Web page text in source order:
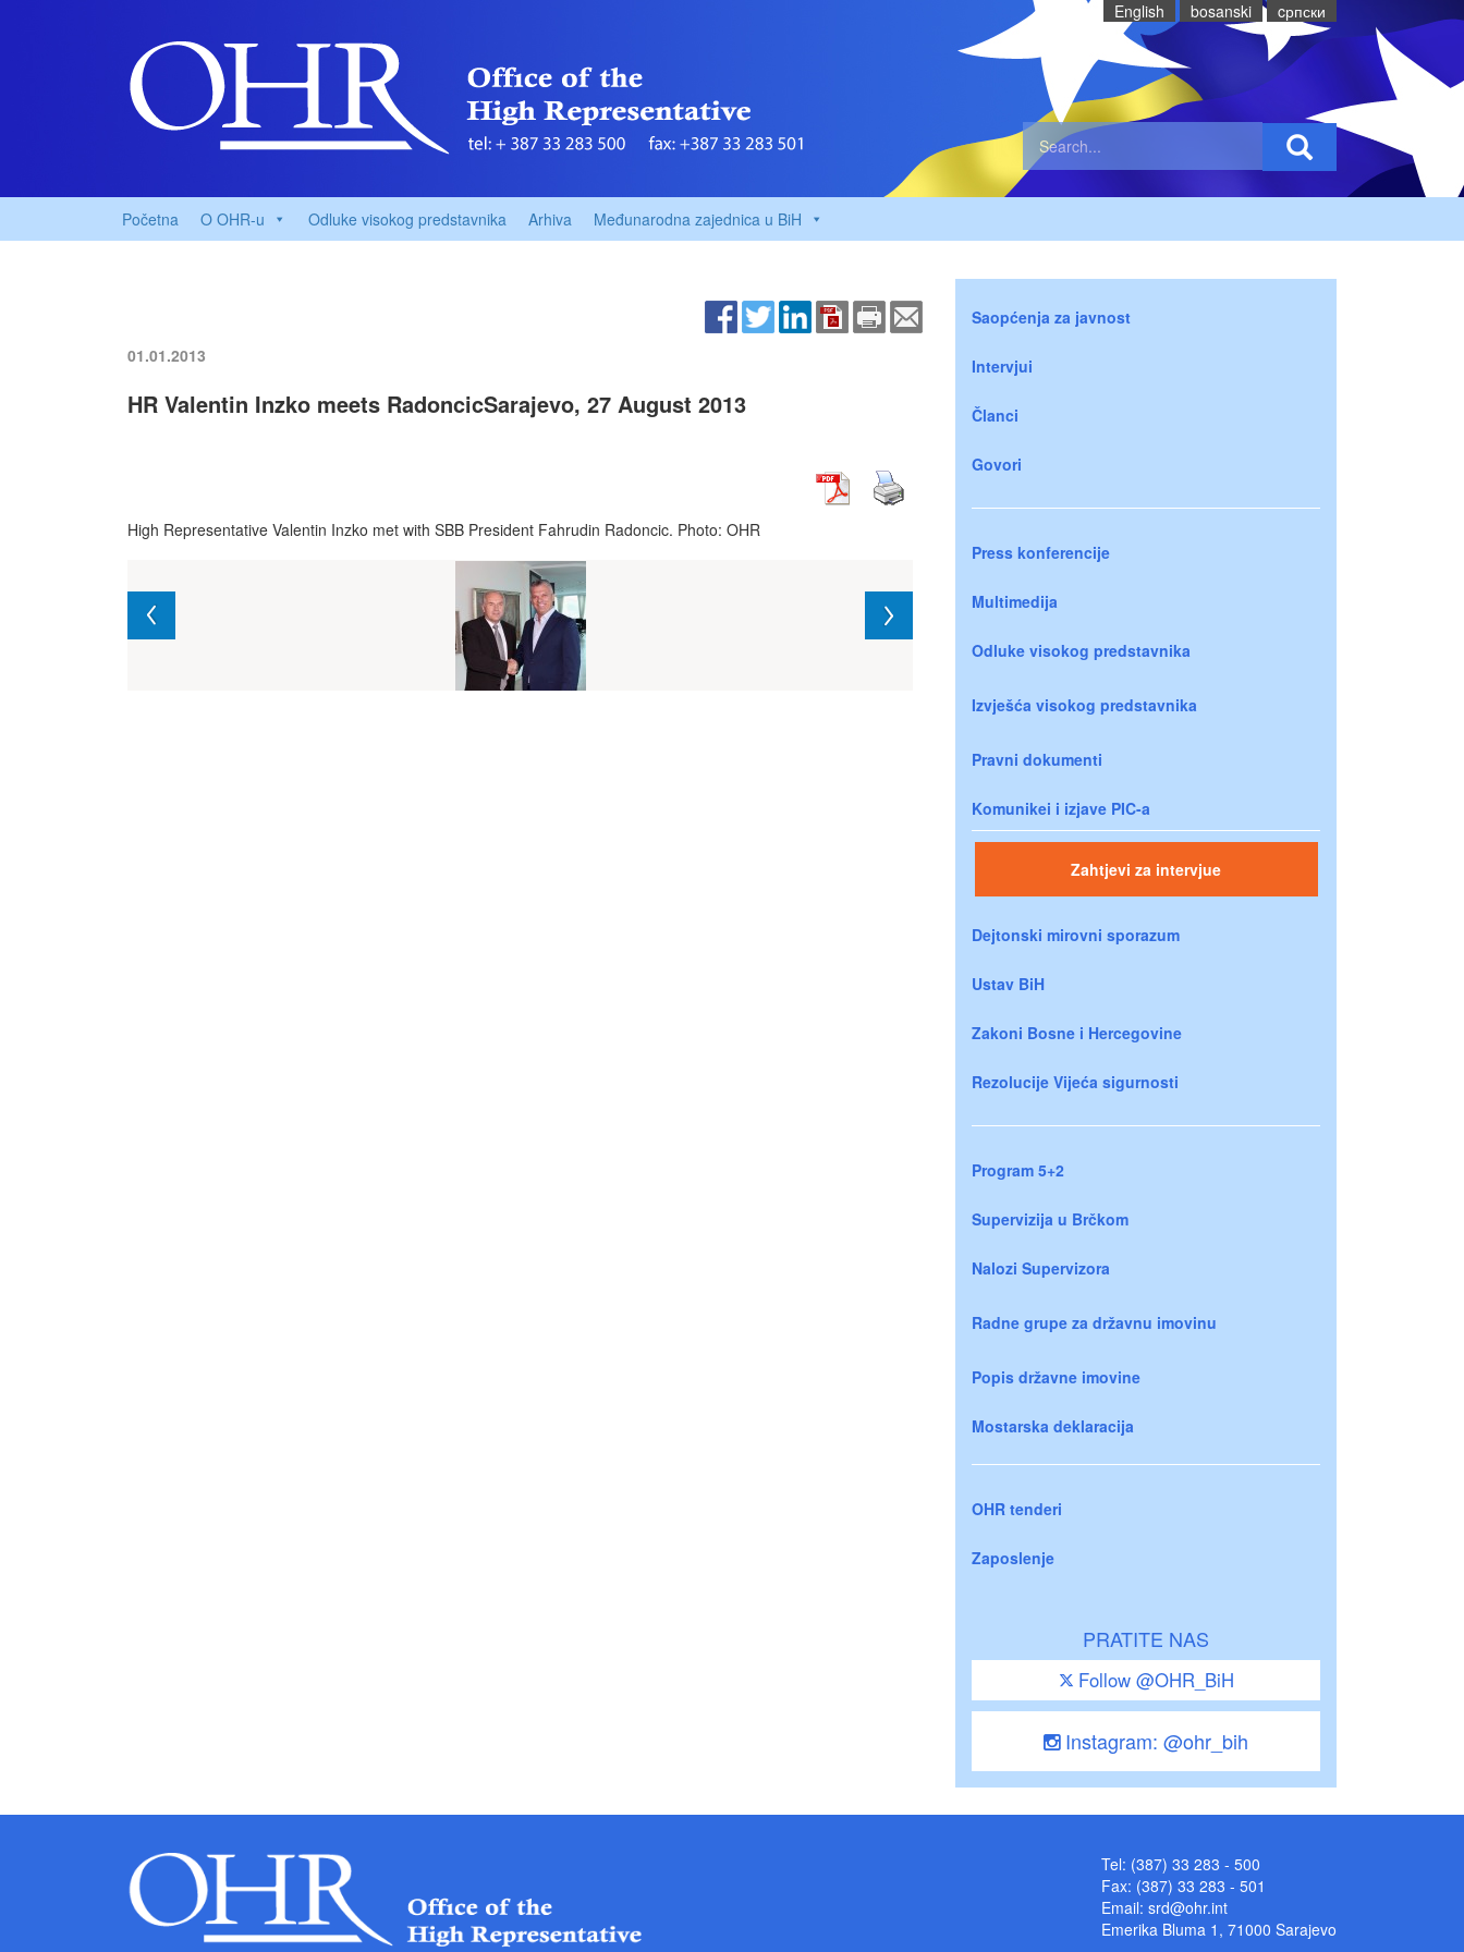
English bosanski cрпски
Početna O OHR-u Odluke visokog predstavnika Arhiva Međunarodna zajednica u BiH
01.01.2013
HR Valentin Inzko meets RadoncicSarajevo, 27 August 2013
High Representative Valentin Inzko met with SBB President Fahrudin Radoncic. Photo: OHR
Saopćenja za javnost
Intervjui
Članci
Govori
Press konferencije
Multimedija
Odluke visokog predstavnika
Izvješća visokog predstavnika
Pravni dokumenti
Komunikei i izjave PIC-a
Zahtjevi za intervjue
Dejtonski mirovni sporazum
Ustav BiH
Zakoni Bosne i Hercegovine
Rezolucije Vijeća sigurnosti
Program 5+2
Supervizija u Brčkom
Nalozi Supervizora
Radne grupe za državnu imovinu
Popis državne imovine
Mostarska deklaracija
OHR tenderi
Zaposlenje
PRATITE NAS
Follow @OHR_BiH
Instagram: @ohr_bih
Tel: (387) 33 283 - 500
Fax: (387) 33 283 - 501
Email: srd@ohr.int
Emerika Bluma 1, 71000 Sarajevo